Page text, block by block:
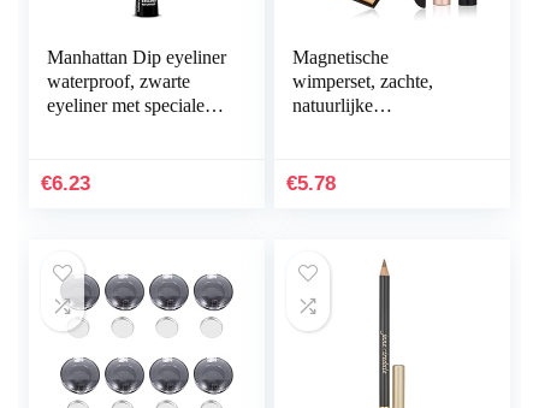
Manhattan Dip eyeliner
waterproof, zwarte
eyeliner met speciale
kleur zwart…
€6.23
Magnetische
wimperset, zachte,
natuurlijke
eyelinerset,
€5.78